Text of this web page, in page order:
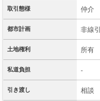
取引態様 仲介
都市計画 非線引
土地権利 所有
私道負担 -
引き渡し 相談